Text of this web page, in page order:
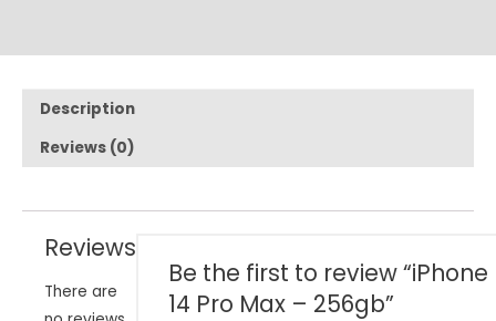
Description
Reviews (0)
Reviews
There are
Be the first to review “iPhone
14 Pro Max – 256gb”